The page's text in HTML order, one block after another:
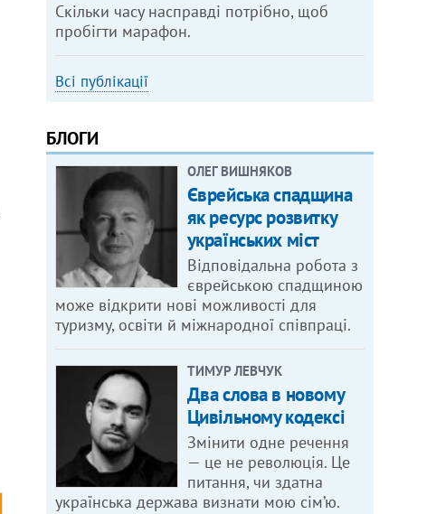
Скільки часу насправді потрібно, щоб
пробігти марафон.
Всі публікації
БЛОГИ
ОЛЕГ ВИШНЯКОВ
Єврейська спадщина
як ресурс розвитку
українських міст
Відповідальна робота з
єврейською спадщиною
може відкрити нові можливості для
туризму, освіти й міжнародної співпраці.
ТИМУР ЛЕВЧУК
Два слова в новому
Цивільному кодексі
Змінити одне речення
— це не революція. Це
питання, чи здатна
українська держава визнати мою сім’ю.